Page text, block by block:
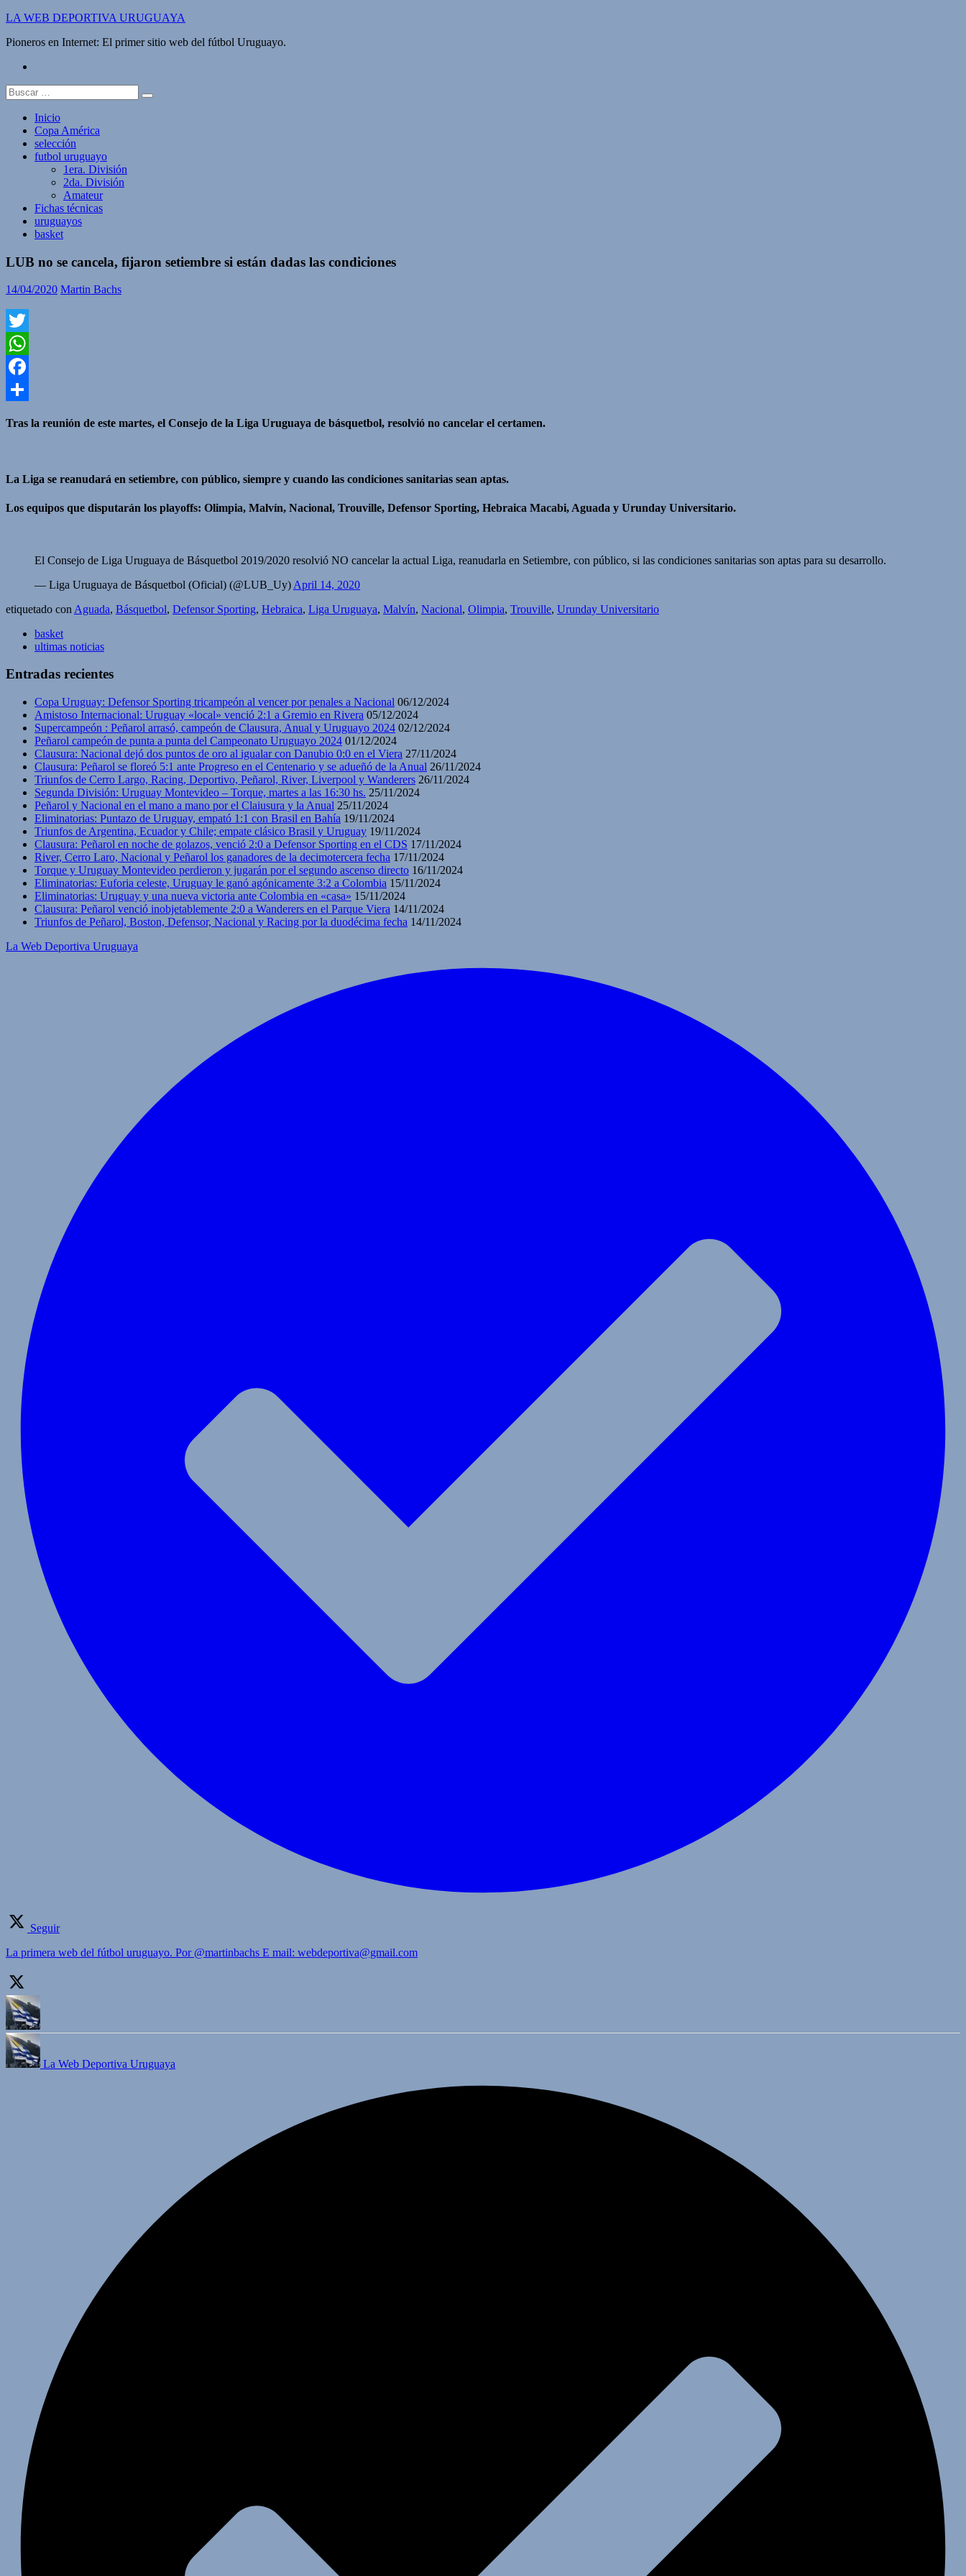
Saltar
contenido
LA WEB DEPORTIVA URUGUAYA
Pioneros en Internet: El primer sitio web del fútbol Uruguayo.
Buscar:
Inicio
Copa América
selección
futbol uruguayo
1era. División
2da. División
Amateur
Fichas técnicas
uruguayos
basket
LUB no se cancela, fijaron setiembre si están dadas las condiciones
14/04/2020 Martin Bachs
Twitter
WhatsApp
Facebook
Tras la reunión de este martes, el Consejo de la Liga Uruguaya de básquetbol, resolvió no cancelar el certamen.
La Liga se reanudará en setiembre, con público, siempre y cuando las condiciones sanitarias sean aptas.
Los equipos que disputarán los playoffs: Olimpia, Malvín, Nacional, Trouville, Defensor Sporting, Hebraica Macabi, Aguada y Urunday Universitario.
El Consejo de Liga Uruguaya de Básquetbol 2019/2020 resolvió NO cancelar la actual Liga, reanudarla en Setiembre, con público, si las condiciones sanitarias son aptas para su desarrollo.
— Liga Uruguaya de Básquetbol (Oficial) (@LUB_Uy) April 14, 2020
etiquetado con Aguada, Básquetbol, Defensor Sporting, Hebraica, Liga Uruguaya, Malvín, Nacional, Olimpia, Trouville, Urunday Universitario
basket
ultimas noticias
Entradas recientes
Copa Uruguay: Defensor Sporting tricampeón al vencer por penales a Nacional 06/12/2024
Amistoso Internacional: Uruguay «local» venció 2:1 a Gremio en Rivera 05/12/2024
Supercampeón : Peñarol arrasó, campeón de Clausura, Anual y Uruguayo 2024 02/12/2024
Peñarol campeón de punta a punta del Campeonato Uruguayo 2024 01/12/2024
Clausura: Nacional dejó dos puntos de oro al igualar con Danubio 0:0 en el Viera 27/11/2024
Clausura: Peñarol se floreó 5:1 ante Progreso en el Centenario y se adueñó de la Anual 26/11/2024
Triunfos de Cerro Largo, Racing, Deportivo, Peñarol, River, Liverpool y Wanderers 26/11/2024
Segunda División: Uruguay Montevideo – Torque, martes a las 16:30 hs. 25/11/2024
Peñarol y Nacional en el mano a mano por el Claiusura y la Anual 25/11/2024
Eliminatorias: Puntazo de Uruguay, empató 1:1 con Brasil en Bahía 19/11/2024
Triunfos de Argentina, Ecuador y Chile; empate clásico Brasil y Uruguay 19/11/2024
Clausura: Peñarol en noche de golazos, venció 2:0 a Defensor Sporting en el CDS 17/11/2024
River, Cerro Laro, Nacional y Peñarol los ganadores de la decimotercera fecha 17/11/2024
Torque y Uruguay Montevideo perdieron y jugarán por el segundo ascenso directo 16/11/2024
Eliminatorias: Euforia celeste, Uruguay le ganó agónicamente 3:2 a Colombia 15/11/2024
Eliminatorias: Uruguay y una nueva victoria ante Colombia en «casa» 15/11/2024
Clausura: Peñarol venció inobjetablemente 2:0 a Wanderers en el Parque Viera 14/11/2024
Triunfos de Peñarol, Boston, Defensor, Nacional y Racing por la duodécima fecha 14/11/2024
La Web Deportiva Uruguaya
Seguir
La primera web del fútbol uruguayo. Por @martinbachs E mail: webdeportiva@gmail.com
La Web Deportiva Uruguaya